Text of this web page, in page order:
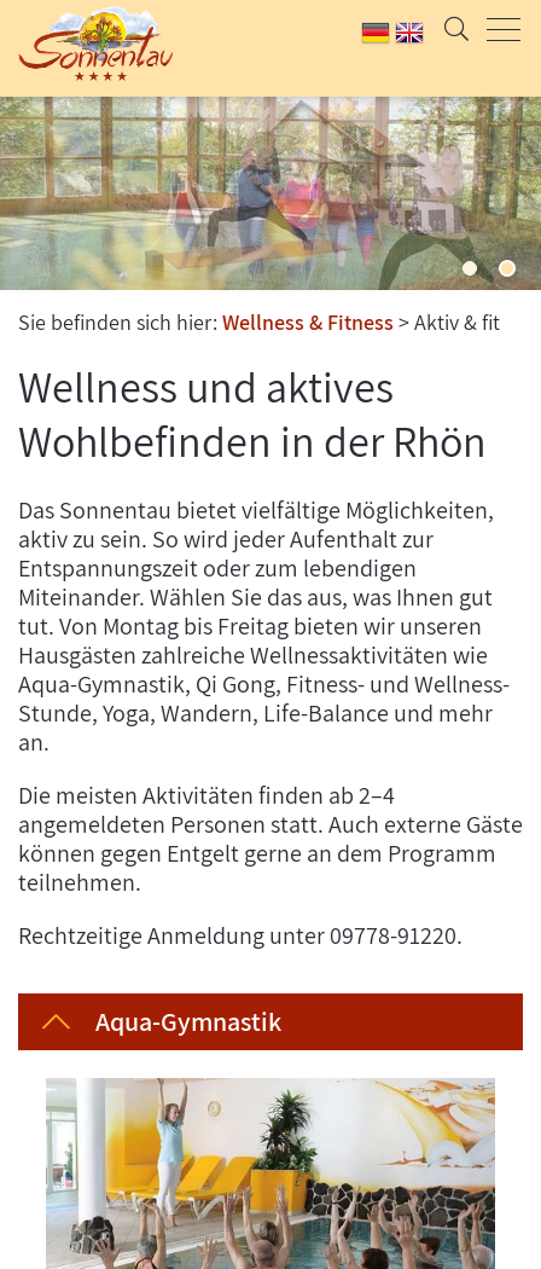
Sie befinden sich hier: Wellness & Fitness Aktiv & fit
Wellness und aktives
Wohlbefinden in der Rhön
Das Sonnentau bietet vielfältige Möglichkeiten,
aktiv zu sein. So wird jeder Aufenthalt zur
Entspannungszeit oder zum lebendigen
Miteinander. Wählen Sie das aus, was Ihnen gut
tut. Von Montag bis Freitag bieten wir unseren
Hausgästen zahlreiche Wellnessaktivitäten wie
Aqua-Gymnastik, Qi Gong, Fitness- und Wellness-
Stunde, Yoga, Wandern, Life-Balance und mehr
an.
Die meisten Aktivitäten finden ab 2–4
angemeldeten Personen statt. Auch externe Gäste
können gegen Entgelt gerne an dem Programm
teilnehmen.
Rechtzeitige Anmeldung unter 09778-91220.
Aqua-Gymnastik